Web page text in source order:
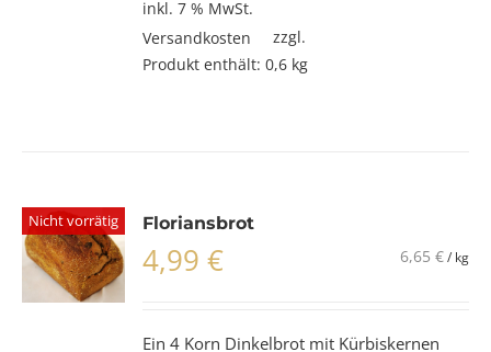
inkl. 7 % MwSt.
zzgl.
Versandkosten
Produkt enthält: 0,6 kg
Nicht vorrätig Floriansbrot
4,99€ 6,65 €/ kg
Ein 4 Korn Dinkelbrot mit Kürbiskernen